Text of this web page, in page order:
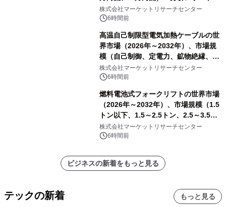
発表
株式会社マーケットリサーチセンター
6時間前
高温自己制限型電気加熱ケーブルの世
界市場（2026年～2032年）、市場規
模（自己制御、定電力、鉱物絶縁、表
皮効果）・分析レポートを発表
株式会社マーケットリサーチセンター
6時間前
燃料電池式フォークリフトの世界市場
（2026年～2032年）、市場規模（1.5
トン以下、1.5～2.5トン、2.5～3.5ト
ン、3.5～5.0トン、その他）・分析レ
ポートを発表
株式会社マーケットリサーチセンター
6時間前
ビジネスの新着をもっと見る
テックの新着 もっと見る